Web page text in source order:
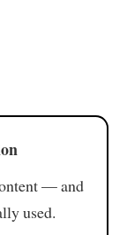
— and
used.